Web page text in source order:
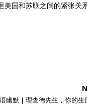
国和苏联之间的紧张关
幽默 | 理查德先生，你的生